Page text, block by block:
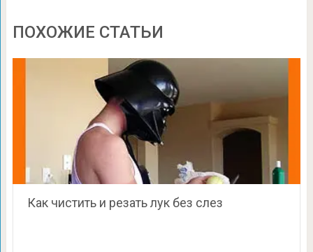
ПОХОЖИЕ СТАТЬИ
Как чистить и резать лук без слез